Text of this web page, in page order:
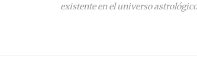
existente en el universo